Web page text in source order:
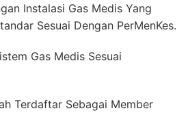
Instalasi Gas Medis Yang
Sesuai Dengan PerMenKes.
Gas Medis Sesuai
Terdaftar Sebagai Member